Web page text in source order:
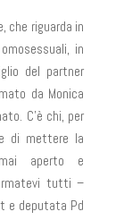
che riguarda in
in
del partner
da Monica
C’è chi, per
di mettere la
aperto e
tutti –
e deputata Pd